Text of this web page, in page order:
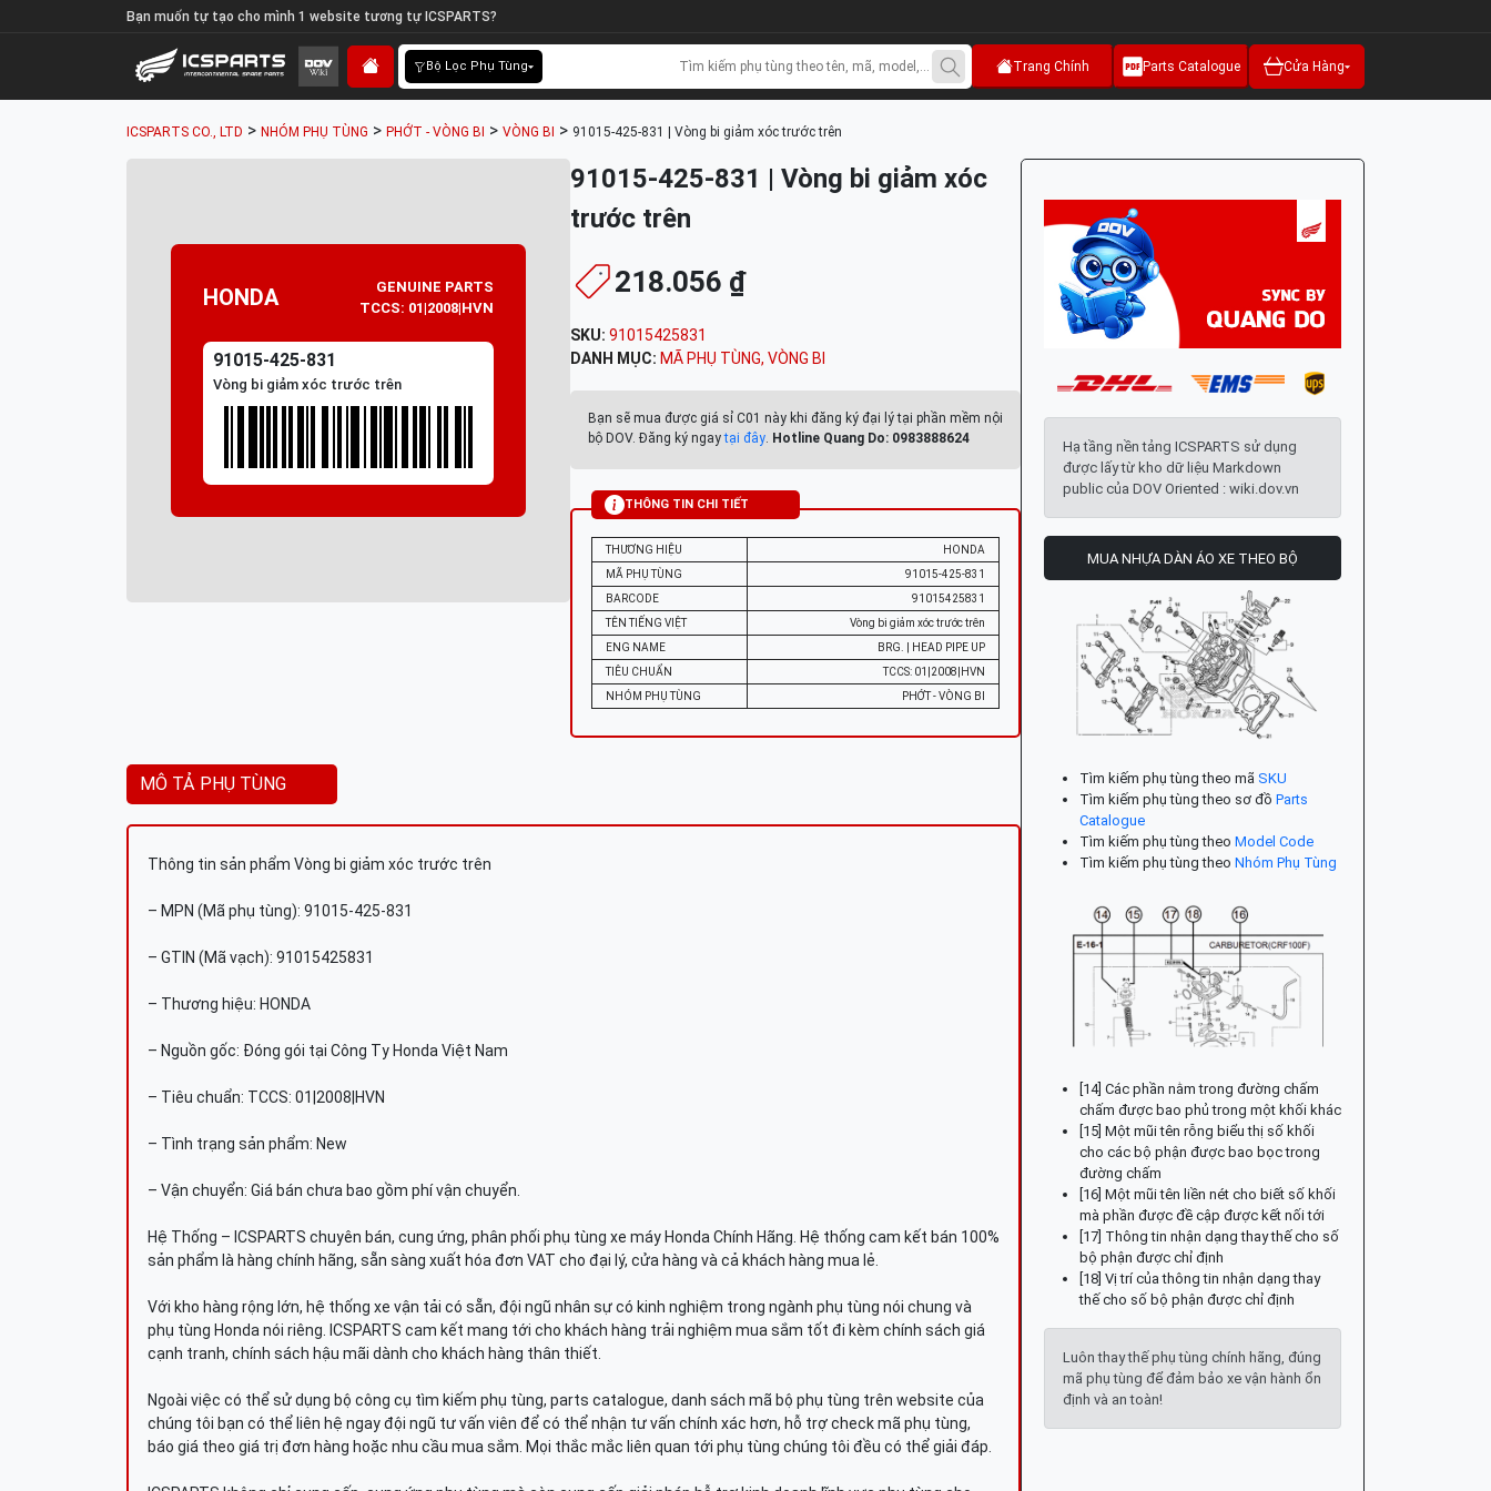
Bạn muốn tự tạo cho mình 1 website tương tự ICSPARTS?
Bộ Lọc Phụ Tùng Trang Chính Parts Catalogue Cửa Hàng
ICSPARTS CO., LTD > NHÓM PHỤ TÙNG > PHỚT - VÒNG BI > VÒNG BI > 91015-425-831 | Vòng bi giảm xóc trước trên
HONDA
GENUINE PARTS
TCCS: 01|2008|HVN
91015-425-831
Vòng bi giảm xóc trước trên
91015-425-831 | Vòng bi giảm xóc
trước trên
218.056 ₫
SKU: 91015425831
DANH MỤC: MÃ PHỤ TÙNG, VÒNG BI
Bạn sẽ mua được giá sỉ C01 này khi đăng ký đại lý tại phần mềm nội
bộ DOV. Đăng ký ngaytại đây. Hotline Quang Do: 0983888624
THÔNG TIN CHI TIẾT
THƯƠNG HIỆU
HONDA
MÃ PHỤ TÙNG
91015-425-831
BARCODE
91015425831
TÊN TIẾNG VIỆT
Vòng bi giảm xóc trước trên
ENG NAME
BRG. | HEAD PIPE UP
TIÊU CHUẨN
TCCS: 01|2008|HVN
NHÓM PHỤ TÙNG
PHỚT - VÒNG BI
MÔ TẢ PHỤ TÙNG
Thông tin sản phẩm Vòng bi giảm xóc trước trên
– MPN (Mã phụ tùng): 91015-425-831
– GTIN (Mã vạch): 91015425831
– Thương hiệu: HONDA
– Nguồn gốc: Đóng gói tại Công Ty Honda Việt Nam
– Tiêu chuẩn: TCCS: 01|2008|HVN
– Tình trạng sản phẩm: New
– Vận chuyển: Giá bán chưa bao gồm phí vận chuyển.
Hệ Thống – ICSPARTS chuyên bán, cung ứng, phân phối phụ tùng xe máy Honda Chính Hãng. Hệ thống cam kết bán 100%
sản phẩm là hàng chính hãng, sẵn sàng xuất hóa đơn VAT cho đại lý, cửa hàng và cả khách hàng mua lẻ.
Với kho hàng rộng lớn, hệ thống xe vận tải có sẵn, đội ngũ nhân sự có kinh nghiệm trong ngành phụ tùng nói chung và
phụ tùng Honda nói riêng. ICSPARTS cam kết mang tới cho khách hàng trải nghiệm mua sắm tốt đi kèm chính sách giá
cạnh tranh, chính sách hậu mãi dành cho khách hàng thân thiết.
Ngoài việc có thể sử dụng bộ công cụ tìm kiếm phụ tùng, parts catalogue, danh sách mã bộ phụ tùng trên website của
chúng tôi bạn có thể liên hệ ngay đội ngũ tư vấn viên để có thể nhận tư vấn chính xác hơn, hỗ trợ check mã phụ tùng,
báo giá theo giá trị đơn hàng hoặc nhu cầu mua sắm. Mọi thắc mắc liên quan tới phụ tùng chúng tôi đều có thể giải đáp.
Hạ tầng nền tảng ICSPARTS sử dụng
được lấy từ kho dữ liệu Markdown
public của DOV Oriented : wiki.dov.vn
MUA NHỰA DÀN ÁO XE THEO BỘ
Tìm kiếm phụ tùng theo mã SKU
Tìm kiếm phụ tùng theo sơ đồ Parts
Catalogue
Tìm kiếm phụ tùng theo Model Code
Tìm kiếm phụ tùng theo Nhóm Phụ Tùng
[14] Các phần nằm trong đường chấm
chấm được bao phủ trong một khối khác
[15] Một mũi tên rỗng biểu thị số khối
cho các bộ phận được bao bọc trong
đường chấm
[16] Một mũi tên liền nét cho biết số khối
mà phần được đề cập được kết nối tới
[17] Thông tin nhận dạng thay thế cho số
bộ phận được chỉ định
[18] Vị trí của thông tin nhận dạng thay
thế cho số bộ phận được chỉ định
Luôn thay thế phụ tùng chính hãng, đúng
mã phụ tùng để đảm bảo xe vận hành ổn
định và an toàn!